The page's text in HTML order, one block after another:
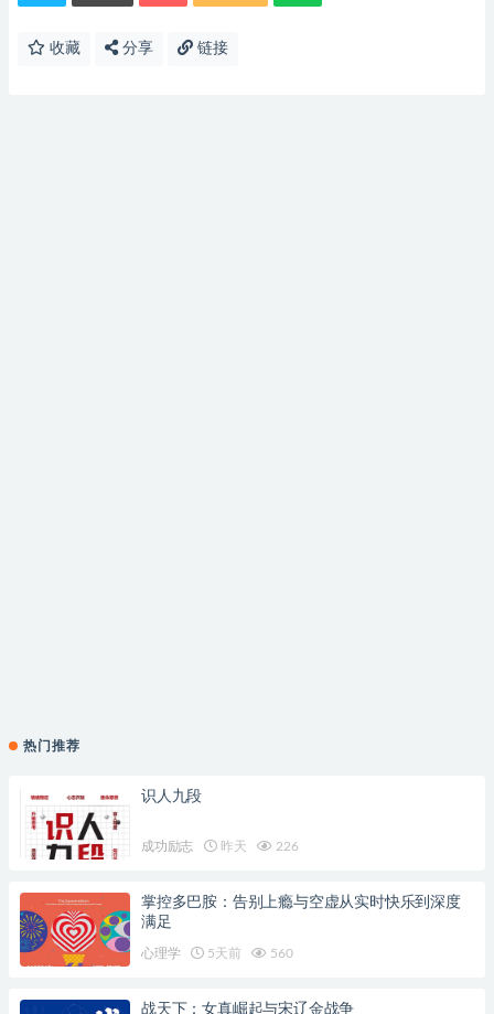
收藏 分享 链接
热门推荐
识人九段
成功励志 昨天 226
掌控多巴胺：告别上瘾与空虚从实时快乐到深度
满足
心理学 5天前 560
战天下：女真崛起与宋辽金战争